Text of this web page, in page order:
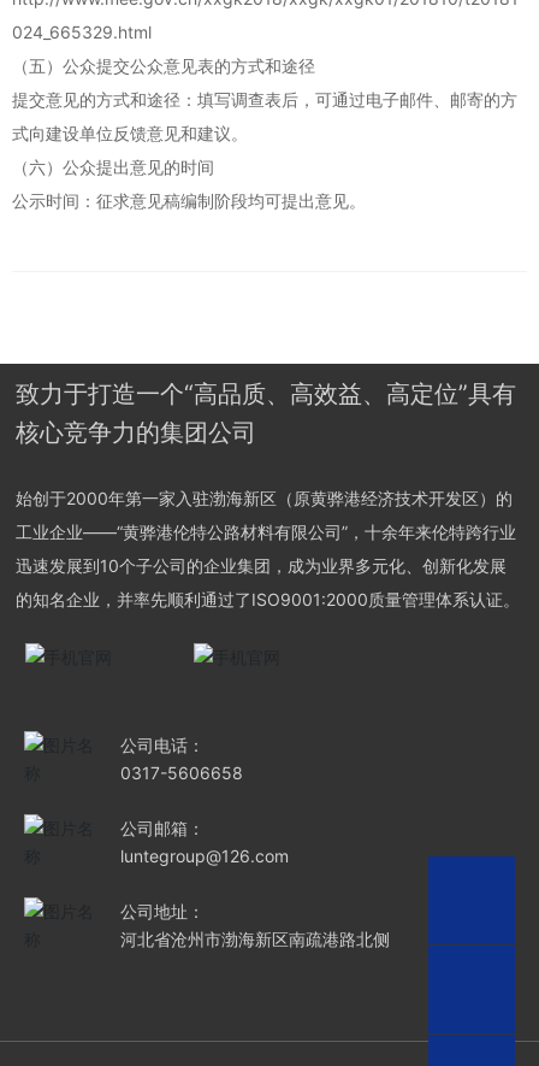
024_665329.html
（五）公众提交公众意见表的方式和途径
提交意见的方式和途径：填写调查表后，可通过电子邮件、邮寄的方
式向建设单位反馈意见和建议。
（六）公众提出意见的时间
公示时间：征求意见稿编制阶段均可提出意见。
致力于打造一个“高品质、高效益、高定位”具有
核心竞争力的集团公司
始创于2000年第一家入驻渤海新区（原黄骅港经济技术开发区）的
工业企业——“黄骅港伦特公路材料有限公司”，十余年来伦特跨行业
迅速发展到10个子公司的企业集团，成为业界多元化、创新化发展
的知名企业，并率先顺利通过了ISO9001:2000质量管理体系认证。
公司电话：
0317-5606658
公司邮箱：
luntegroup@126.com
公司地址：
河北省沧州市渤海新区南疏港路北侧